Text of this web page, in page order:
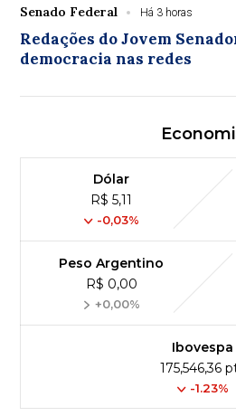
Senado Federal Há 3 horas
Redações do Jovem
democracia nas redes
Dólar
R$ 5,11
-0,03%
Peso Argentino
R$ 0,00
+0,00%
Ibovespa
175,546,36
-1.23%